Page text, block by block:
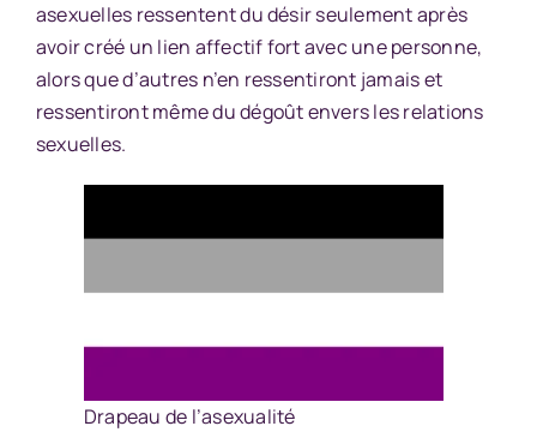
asexuelles ressentent du désir seulement après
avoir créé un lien affectif fort avec une personne,
alors que d’autres n’en ressentiront jamais et
ressentiront même du dégoût envers les relations
sexuelles.
Drapeau de l’asexualité